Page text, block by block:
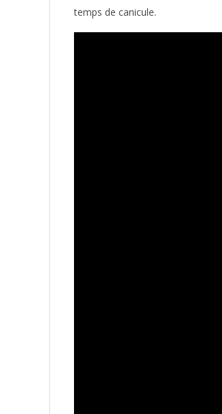
temps de canicule.